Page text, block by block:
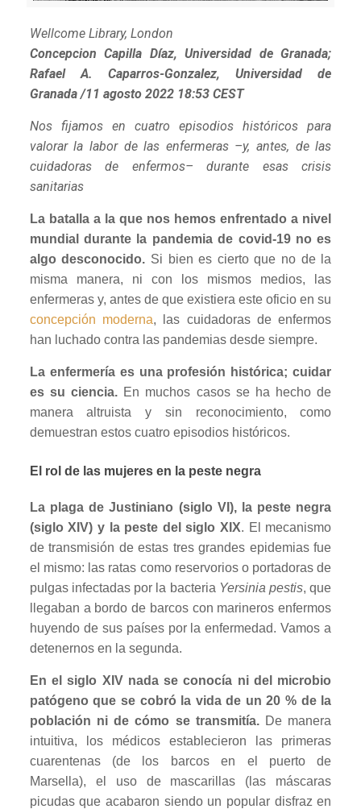
Wellcome Library, London
Concepcion Capilla Díaz, Universidad de Granada;
Rafael A. Caparros-Gonzalez, Universidad de
Granada /11 agosto 2022 18:53 CEST
Nos fijamos en cuatro episodios históricos para
valorar la labor de las enfermeras –y, antes, de las
cuidadoras de enfermos– durante esas crisis
sanitarias
La batalla a la que nos hemos enfrentado a nivel
mundial durante la pandemia de covid-19 no es
algo desconocido. Si bien es cierto que no de la
misma manera, ni con los mismos medios, las
enfermeras y, antes de que existiera este oficio en su
concepción moderna, las cuidadoras de enfermos
han luchado contra las pandemias desde siempre.
La enfermería es una profesión histórica; cuidar
es su ciencia. En muchos casos se ha hecho de
manera altruista y sin reconocimiento, como
demuestran estos cuatro episodios históricos.
El rol de las mujeres en la peste negra
La plaga de Justiniano (siglo VI), la peste negra
(siglo XIV) y la peste del siglo XIX. El mecanismo
de transmisión de estas tres grandes epidemias fue
el mismo: las ratas como reservorios o portadoras de
pulgas infectadas por la bacteria Yersinia pestis, que
llegaban a bordo de barcos con marineros enfermos
huyendo de sus países por la enfermedad. Vamos a
detenernos en la segunda.
En el siglo XIV nada se conocía ni del microbio
patógeno que se cobró la vida de un 20 % de la
población ni de cómo se transmitía.De manera
intuitiva, los médicos establecieron las primeras
cuarentenas (de los barcos en el puerto de
Marsella), el uso de mascarillas (las máscaras
picudas que acabaron siendo un popular disfraz en